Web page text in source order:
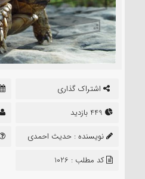
اشتراک گذاری
نویسنده : حدیث احمدی
سعیدکد مطلب : 1026